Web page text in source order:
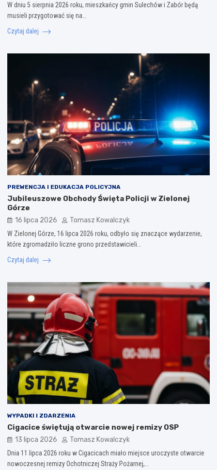
W dniu 5 sierpnia 2026 roku, mieszkańcy gmin Sulechów i Zabór będą
musieli przygotować się na…
Czytaj dalej
PREWENCJA I EDUKACJA POLICYJNA
Jubileuszowe Obchody Święta Policji w Zielonej
Górze
16 lipca 2026 Tomasz Kowalczyk
W Zielonej Górze, 16 lipca 2026 roku, odbyło się znaczące wydarzenie,
które zgromadziło liczne grono przedstawicieli…
Czytaj dalej
WYPADKI I ZDARZENIA
Cigacice świętują otwarcie nowej remizy OSP
13 lipca 2026 Tomasz Kowalczyk
Dnia 11 lipca 2026 roku w Cigacicach miało miejsce uroczyste otwarcie
nowoczesnej remizy Ochotniczej Straży Pożarnej,…